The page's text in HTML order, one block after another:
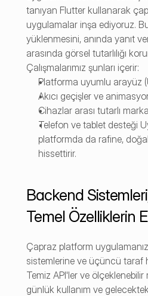
tanıyan Flutter kullanarak
uygulamalar inşa ediyoruz.
yüklenmesini, anında yanıt
arasında görsel tutarlılığı
Çalışmalarımız şunları içerir:
Platforma uyumlu arayüz
Akıcı geçişler ve
Cihazlar arası tutarlı
Telefon ve tablet desteği
platformda da rafine,
hissettirir.
Backend
Temel Özelliklerin
Çapraz platform
sistemlerine ve üçüncü taraf
Temiz API'ler ve
günlük kullanım ve